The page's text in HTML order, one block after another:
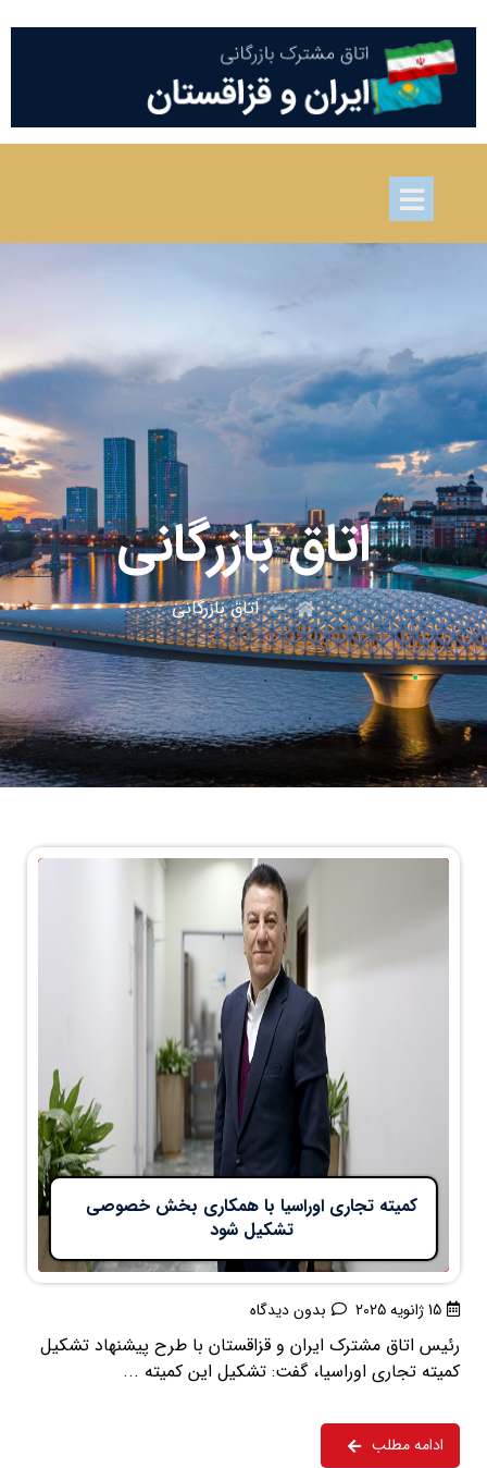
اتاق بازرگانی
اتاق بازرگانی
کمیته تجاری اوراسیا با همکاری بخش خصوصی
تشکیل شود
15 ژانویه 2025 بدون دیدگاه
رئیس اتاق مشترک ایران و قزاقستان با طرح پیشنهاد تشکیل
کمیته تجاری اوراسیا، گفت: تشکیل این کمیته ...
ادامه مطلب